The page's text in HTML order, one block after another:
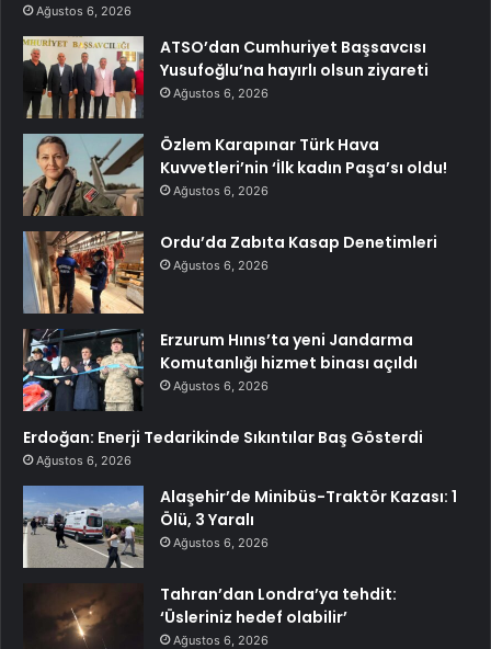
Ağustos 6, 2026
ATSO’dan Cumhuriyet Başsavcısı
Yusufoğlu’na hayırlı olsun ziyareti
Ağustos 6, 2026
Özlem Karapınar Türk Hava
Kuvvetleri’nin ‘İlk kadın Paşa’sı oldu!
Ağustos 6, 2026
Ordu’da Zabıta Kasap Denetimleri
Ağustos 6, 2026
Erzurum Hınıs’ta yeni Jandarma
Komutanlığı hizmet binası açıldı
Ağustos 6, 2026
Erdoğan: Enerji Tedarikinde Sıkıntılar Baş Gösterdi
Ağustos 6, 2026
Alaşehir’de Minibüs-Traktör Kazası: 1
Ölü, 3 Yaralı
Ağustos 6, 2026
Tahran’dan Londra’ya tehdit:
‘Üsleriniz hedef olabilir’
Ağustos 6, 2026